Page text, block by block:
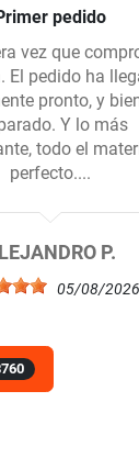
pedido
vez que
El pedido ha
pronto, y
Y lo más
todo el
perfecto....
P.
05/08/2026